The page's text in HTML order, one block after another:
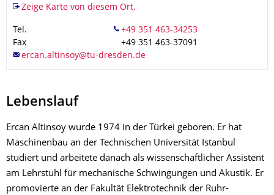
Zeige Karte von diesem Ort.
Tel.
Fax
+49 351 463-37091
Lebenslauf
Ercan Altinsoy wurde 1974 in der Türkei geboren. Er hat
Maschinenbau an der Technischen Universität Istanbul
studiert und arbeitete danach als wissenschaftlicher Assistent
am Lehrstuhl für mechanische Schwingungen und Akustik. Er
promovierte an der Fakultät Elektrotechnik der Ruhr-